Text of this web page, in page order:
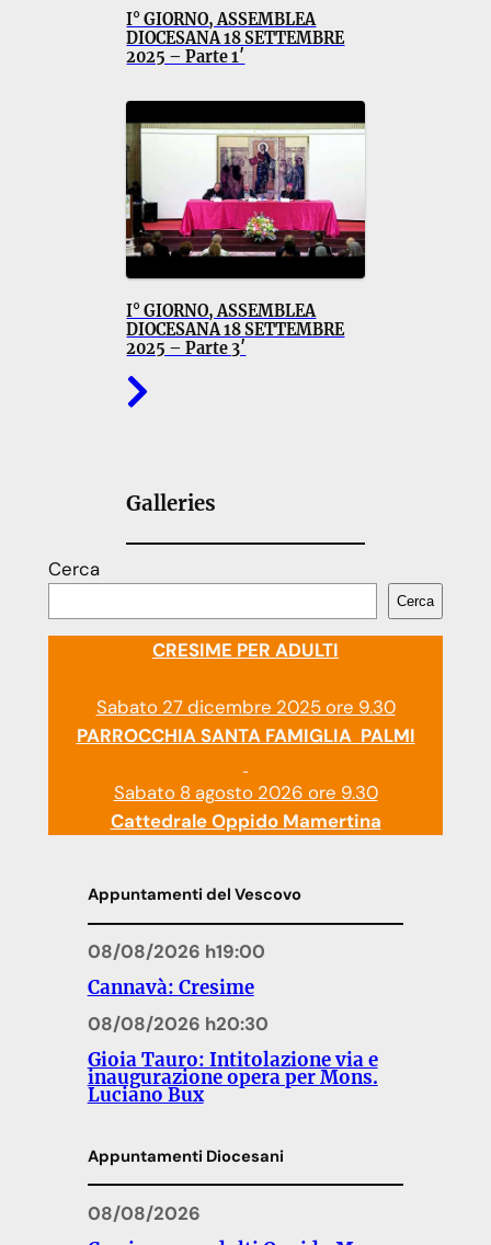
I° GIORNO, ASSEMBLEA
DIOCESANA 18 SETTEMBRE
2025 – Parte 1′
I° GIORNO, ASSEMBLEA
DIOCESANA 18 SETTEMBRE
2025 – Parte 3′
Galleries
Cerca
Cerca
CRESIME PER ADULTI
Sabato 27 dicembre 2025 ore 9.30
PARROCCHIA SANTA FAMIGLIA PALMI
Sabato 8 agosto 2026 ore 9.30
Cattedrale Oppido Mamertina
Appuntamenti del Vescovo
08/08/2026 h19:00
Cannavà: Cresime
08/08/2026 h20:30
Gioia Tauro: Intitolazione via e
inaugurazione opera per Mons.
Luciano Bux
Appuntamenti Diocesani
08/08/2026